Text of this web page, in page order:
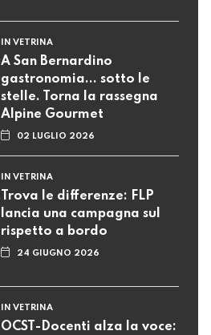
IN VETRINA
A San Bernardino
gastronomia... sotto le
stelle. Torna la rassegna
Alpine Gourmet
02 LUGLIO 2026
IN VETRINA
Trova le differenze: FLP
lancia una campagna sul
rispetto a bordo
24 GIUGNO 2026
IN VETRINA
OCST-Docenti alza la voce: